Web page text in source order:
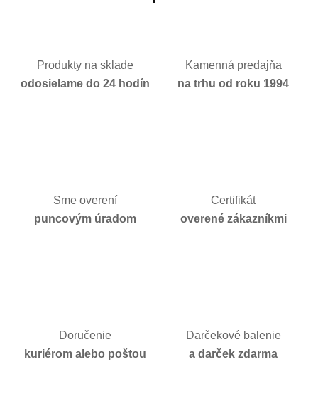
Produkty na sklade
odosielame do 24 hodín
Kamenná predajňa
na trhu od roku 1994
Sme overení
puncovým úradom
Certifikát
overené zákazníkmi
Doručenie
kuriérom alebo poštou
Darčekové balenie
a darček zdarma